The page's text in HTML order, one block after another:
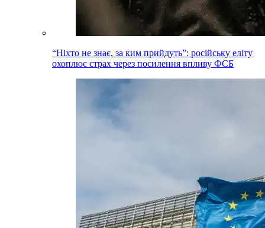
“Ніхто не знає, за ким прийдуть”: російську еліту
охоплює страх через посилення впливу ФСБ